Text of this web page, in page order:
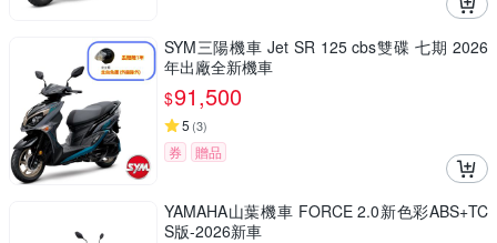
SYM三陽機車 Jet SR 125 cbs雙碟 七期 2026
年出廠全新機車
$91,500
5 (3)
券 贈品
YAMAHA山葉機車 FORCE 2.0新色彩ABS+TC
S版-2026新車